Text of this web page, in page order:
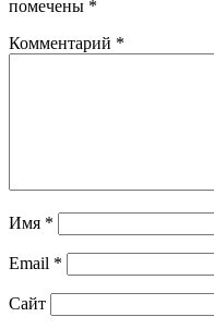
помечены *
Комментарий *
Имя *
Email *
Сайт